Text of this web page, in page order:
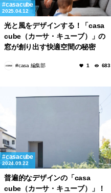
casacube
2025.04.12
光と風をデザインする！「casa
cube（カーサ・キューブ）」の
窓が創り出す快適空間の秘密
#casa 編集部 1 683
casacube
2024.09.22
普遍的なデザインの「casa
cube（カーサ・キューブ）」！